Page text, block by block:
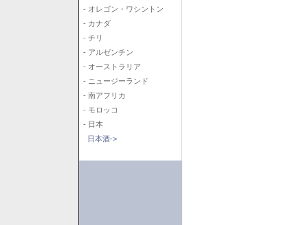
- オレゴン・ワシントン
- カナダ
- チリ
- アルゼンチン
- オーストラリア
- ニュージーランド
- 南アフリカ
- モロッコ
- 日本
日本酒->